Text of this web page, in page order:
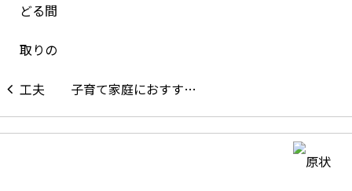
子育て家庭におすす…